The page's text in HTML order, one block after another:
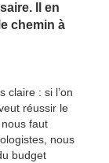
Il en
chemin à
claire : si l’on
réussir le
nous faut
nous
budget